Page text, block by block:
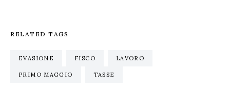
RELATED TAGS
EVASIONE FISCO LAVORO
PRIMO MAGGIO TASSE